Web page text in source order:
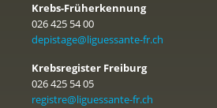
Krebs-Früherkennung
026 425 54 00
depistage@liguessante-fr.ch
Krebsregister Freiburg
026 425 54 05
registre@liguessante-fr.ch